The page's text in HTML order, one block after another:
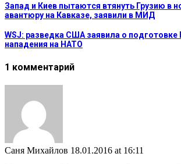
Запад и Киев пытаются втянуть Грузию в
авантюру на Кавказе, заявили в МИД
WSJ: разведка США заявила о подготовке
нападения на НАТО
1 комментарий
Саня Михайлов 18.01.2016 at 16:11